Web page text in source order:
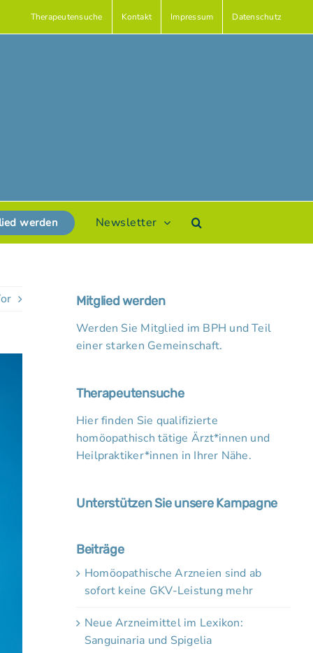
Therapeutensuche Kontakt Impressum Datenschutz
werden Newsletter
Mitglied werden
Werden Sie Mitglied im BPH und Teil
einer starken Gemeinschaft.
Therapeutensuche
Hier finden Sie qualifizierte
homöopathisch tätige Ärzt*innen und
Heilpraktiker*innen in Ihrer Nähe.
Unterstützen Sie unsere Kampagne
Beiträge
Homöopathische Arzneien sind ab
sofort keine GKV-Leistung mehr
Neue Arzneimittel im Lexikon:
Sanguinaria und Spigelia